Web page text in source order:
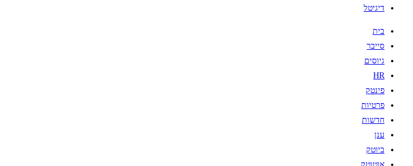
דיגיטל
בית
סייבר
גיוסים
HR
פינטק
פרטיות
חדשות
ענן
ביוטק